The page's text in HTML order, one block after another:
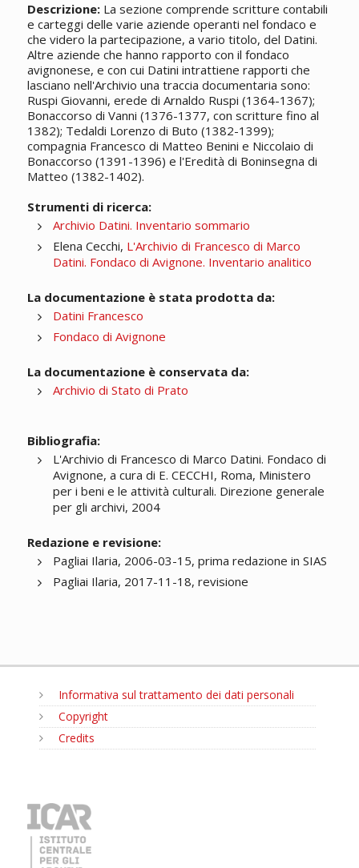
Descrizione:La sezione comprende scritture contabili
e carteggi delle varie aziende operanti nel fondaco e
che videro la partecipazione, a vario titolo, del Datini.
Altre aziende che hanno rapporto con il fondaco
avignonese, e con cui Datini intrattiene rapporti che
lasciano nell'Archivio una traccia documentaria sono:
Ruspi Giovanni, erede di Arnaldo Ruspi (1364-1367);
Bonaccorso di Vanni (1376-1377, con scritture fino al
1382); Tedaldi Lorenzo di Buto (1382-1399);
compagnia Francesco di Matteo Benini e Niccolaio di
Bonaccorso (1391-1396) e l'Eredità di Boninsegna di
Matteo (1382-1402).
Strumenti di ricerca:
Archivio Datini. Inventario sommario
Elena Cecchi, L'Archivio di Francesco di Marco
Datini. Fondaco di Avignone. Inventario analitico
La documentazione è stata prodotta da:
Datini Francesco
Fondaco di Avignone
La documentazione è conservata da:
Archivio di Stato di Prato
Bibliografia:
L'Archivio di Francesco di Marco Datini. Fondaco di
Avignone, a cura di E. CECCHI, Roma, Ministero
per i beni e le attività culturali. Direzione generale
per gli archivi, 2004
Redazione e revisione:
Pagliai Ilaria, 2006-03-15, prima redazione in SIAS
Pagliai Ilaria, 2017-11-18, revisione
Informativa sul trattamento dei dati personali
Copyright
Credits